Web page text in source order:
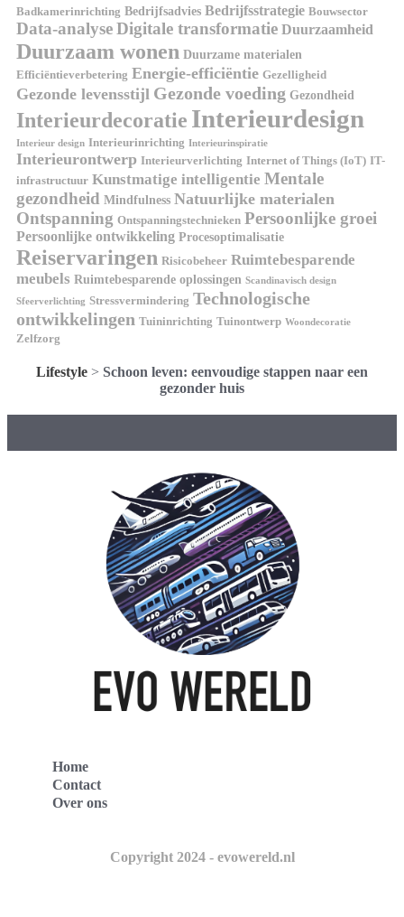
Badkamerinrichting Bedrijfsadvies Bedrijfsstrategie Bouwsector
Data-analyseDigitale transformatie Duurzaamheid
Duurzaam wonen Duurzame materialen
Efficiëntieverbetering Energie-efficiëntie Gezelligheid
Gezonde levensstijl Gezonde voeding Gezondheid
Interieurdecoratie Interieurdesign
Interieur design Interieurinrichting Interieurinspiratie
Interieurontwerp Interieurverlichting Internet of Things (IoT) IT-
infrastructuur Kunstmatige intelligentie Mentale
gezondheid Mindfulness Natuurlijke materialen
Ontspanning Ontspanningstechnieken Persoonlijke groei
Persoonlijke ontwikkeling Procesoptimalisatie
Reiservaringen Risicobeheer Ruimtebesparende
meubels Ruimtebesparende oplossingen Scandinavisch design
Sfeerverlichting Stressvermindering Technologische
ontwikkelingen Tuininrichting Tuinontwerp Woondecoratie
Zelfzorg
Lifestyle > Schoon leven: eenvoudige stappen naar een
gezonder huis
Home
Contact
Over ons
Copyright 2024 - evowereld.nl